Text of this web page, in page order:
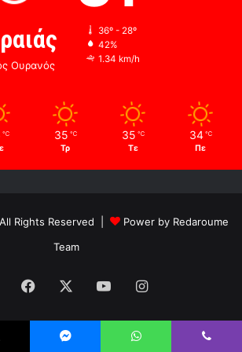
Ουρανός
36º - 28º
42%
1.34 km/h
℃ 35 ℃
Τρ
35 ℃
Τε
34 ℃
Πε
Rights Reserved |
Power by Redaroume
Team
Facebook YouTubeInstagram